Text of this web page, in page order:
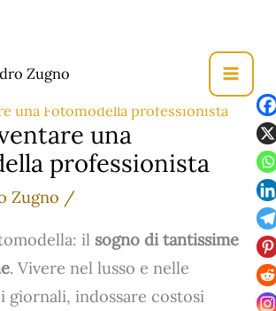
Zugno
una Fotomodella professionista
una
professionista
Zugno /
il sogno di tantissime
. Vivere nel lusso e nelle
giornali, indossare costosi